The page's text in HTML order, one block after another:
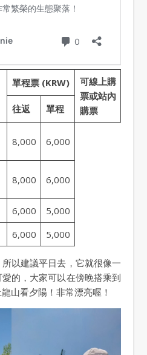
單程票 (KRW)
可線上購
票或站內
購票
往返 單程
8,000 6,000
8,000 6,000
6,000
5,000
6,000 5,000
以建議平日去，它就很像一
的，大家可以在傍晚搭乘到
山看夕陽！非常漂亮喔！